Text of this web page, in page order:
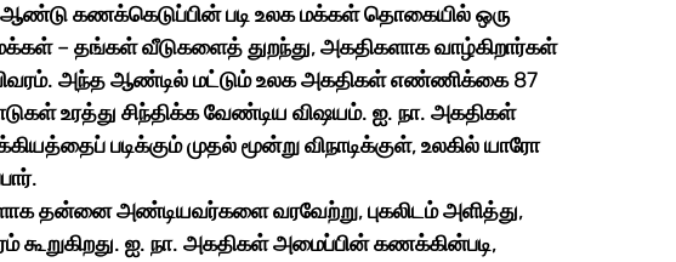
கணக்கெடுப்பின் படி உலக மக்கள் தொகையில் ஒரு
– தங்கள் வீடுகளைத் துறந்து, அகதிகளாக வாழ்கிறார்கள்
விவரம். அந்த ஆண்டில் மட்டும் உலக அகதிகள் எண்ணிக்கை 87
உரத்து சிந்திக்க வேண்டிய விஷயம். ஐ. நா. அகதிகள்
படிக்கும் முதல் மூன்று விநாடிக்குள், உலகில் யாரோ
ஐ. நா. அகதிகள் அமைப்பின் கணக்கின்படி,